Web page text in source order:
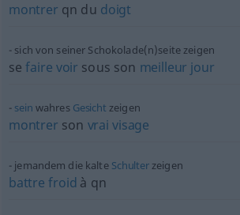
montrer qn du doigt
sich von seiner Schokolade(n)seite zeigen
sefaire voir sous son meilleur jour
sein wahres Gesicht zeigen
montrer son vrai visage
jemandem die kalte Schulterzeigen
battre froid à qn